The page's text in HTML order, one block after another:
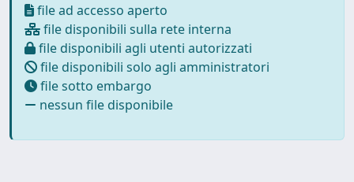
file ad accesso aperto
file disponibili sulla rete interna
file disponibili agli utenti autorizzati
file disponibili solo agli amministratori
file sotto embargo
nessun file disponibile